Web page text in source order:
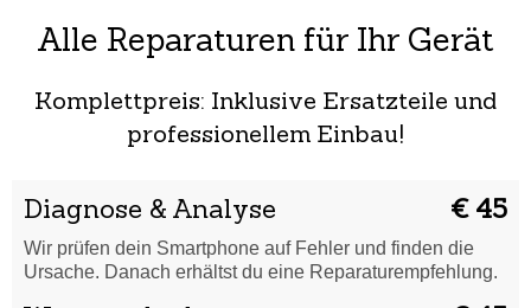
Alle Reparaturen für Ihr Gerät
Komplettpreis: Inklusive Ersatzteile und
professionellem Einbau!
Diagnose & Analyse € 45
Wir prüfen dein Smartphone auf Fehler und finden die
Ursache. Danach erhältst du eine Reparaturempfehlung.